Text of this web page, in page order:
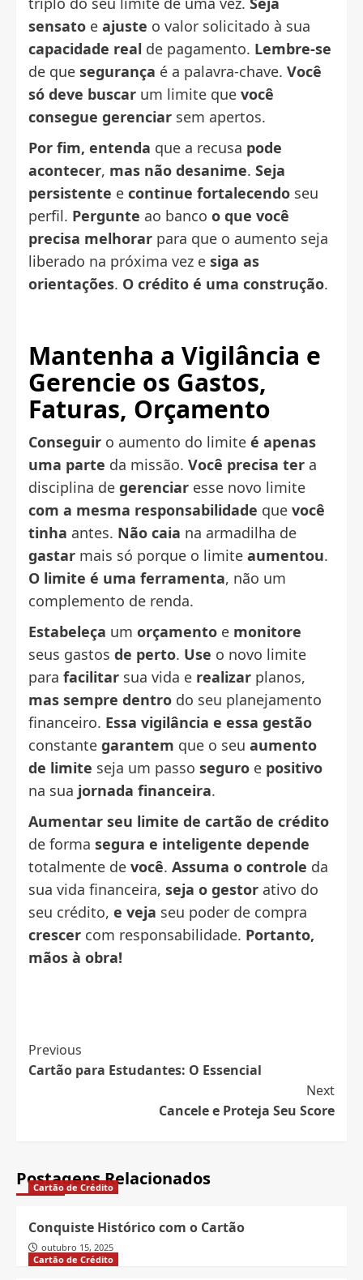
sensato e ajuste o valor solicitado à sua
capacidade real de pagamento. Lembre-se
de que segurança é a palavra-chave. Você
só deve buscar um limite que você
consegue gerenciar sem apertos.
Por fim, entenda que a recusa pode
acontecer, mas não desanime. Seja
persistente e continue fortalecendo seu
perfil. Pergunte ao banco o que você
precisa melhorar para que o aumento seja
liberado na próxima vez e siga as
orientações. O crédito é uma construção.
Mantenha a Vigilância e
Gerencie os Gastos,
Faturas, Orçamento
Conseguir o aumento do limite é apenas
uma parte da missão. Você precisa ter a
disciplina de gerenciar esse novo limite
com a mesma responsabilidade que você
tinha antes. Não caia na armadilha de
gastar mais só porque o limite aumentou.
O limite é uma ferramenta, não um
complemento de renda.
Estabeleça um orçamento e monitore
seus gastos de perto. Use o novo limite
para facilitar sua vida e realizar planos,
mas sempre dentro do seu planejamento
financeiro. Essa vigilância e essa gestão
constante garantem que o seu aumento
de limite seja um passo seguro e positivo
na sua jornada financeira.
Aumentar seu limite de cartão de crédito
de forma segura e inteligente depende
totalmente de você. Assuma o controle da
sua vida financeira, seja o gestor ativo do
seu crédito, e veja seu poder de compra
crescer com responsabilidade. Portanto,
mãos à obra!
Post
Navigation
Previous
Cartão para Estudantes: O Essencial
Next
Cancele e Proteja Seu Score
Postagens Relacionados
Cartão de Crédito
Conquiste Histórico com o Cartão
outubro 15, 2025
Cartão de Crédito